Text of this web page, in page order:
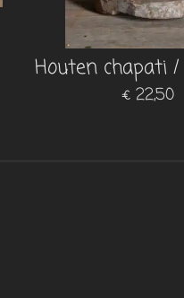
Houten chapati
€ 22,50